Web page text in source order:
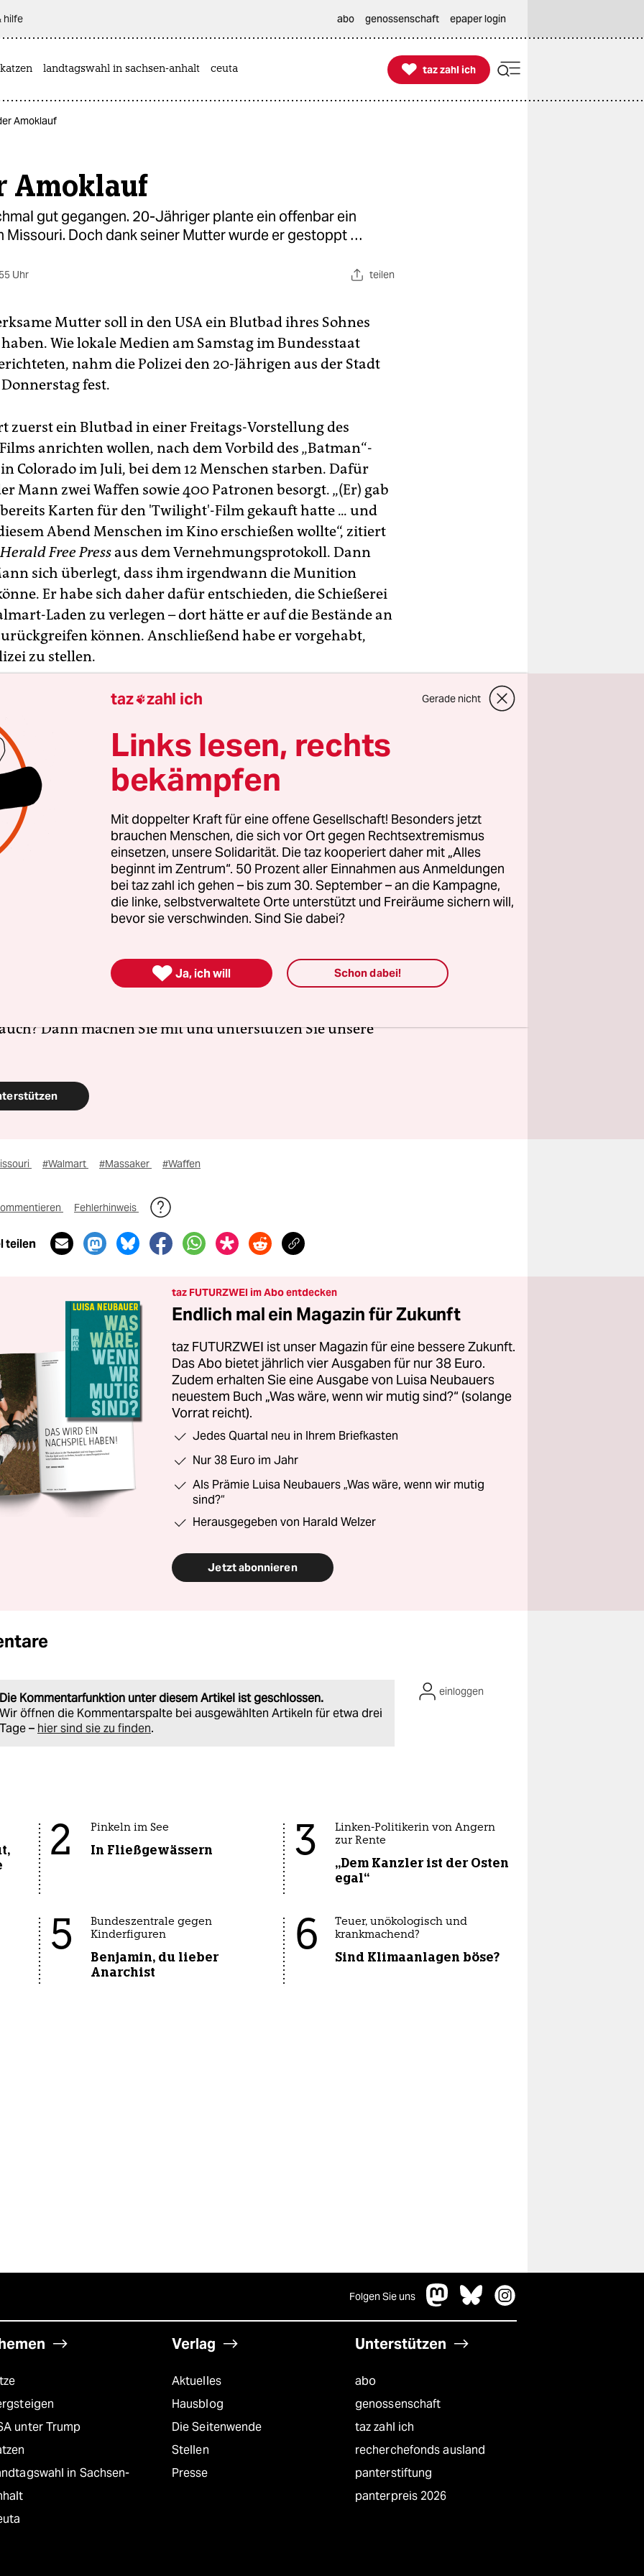
hilfe abo genossenschaft epaper login
katzen landtagswahl in sachsen-anhalt ceuta 
taz zahl ich
taz zahl ich
Amoklauf
Amoklauf
gut gegangen. 20-Jähriger plante ein offenbar ein
Missouri. Doch dank seiner Mutter wurde er gestoppt …
Uhr teilen
Mutter soll in den USA ein Blutbad ihres Sohnes
Wie lokale Medien am Samstag im Bundesstaat
nahm die Polizei den 20-Jährigen aus der Stadt
fest.
zuerst ein Blutbad in einer Freitags-Vorstellung des
anrichten wollen, nach dem Vorbild des „Batman“-
Colorado im Juli, bei dem 12 Menschen starben. Dafür
Mann zwei Waffen sowie 400 Patronen besorgt. „(Er) gab
bereits Karten für den 'Twilight'-Film gekauft hatte ... und
Abend Menschen im Kino erschießen wollte“, zitiert
Free Pressaus dem Vernehmungsprotokoll. Dann
sich überlegt, dass ihm irgendwann die Munition
Er habe sich daher dafür entschieden, die Schießerei
Laden zu verlegen – dort hätte er auf die Bestände an
können. Anschließend habe er vorgehabt,
zu stellen.
Mutter kam ihm zuvor: Sie hatte den Berichten zufolge vor
Tat die Behörden alarmiert, weil sie wegen der Waffen-
ihres Sohnes beunruhigt war. (
dpa)
stärken
Erfolg der AfD bei den kommenden Landtagswahlen
rechtsextreme Kräfte inzwischen geworden sind.
braucht es Zusammenhalt und Solidarität. Auch und vor
Menschen, die sich vor Ort für eine starke
einsetzen. Die taz kooperiert deshalb mit "Alles
Orte und baut einen solidarischen Fonds für deren
Erhalt auf. Eine offene Gesellschaft braucht guten, frei
Dann machen Sie mit und unterstützen Sie unsere
#Walmart #Massaker #Waffen
Fehlerhinweis
teilen
taz FUTURZWEI im Abo entdecken
Endlich mal ein Magazin für Zukunft
taz FUTURZWEI ist unser Magazin für eine bessere Zukunft.
Das Abo bietet jährlich vier Ausgaben für nur 38 Euro.
Zudem erhalten Sie eine Ausgabe von Luisa Neubauers
neuestem Buch „Was wäre, wenn wir mutig sind?“ (solange
Vorrat reicht).
Jedes Quartal neu in Ihrem Briefkasten
Nur 38 Euro im Jahr
Als Prämie Luisa Neubauers „Was wäre, wenn wir mutig
sind?“
Herausgegeben von Harald Welzer
Jetzt abonnieren
Die Kommentarfunktion unter diesem Artikel ist geschlossen.
Wir öffnen die Kommentarspalte bei ausgewählten Artikeln für etwa drei
Tage – hier sind sie zu finden.
einloggen
2 Pinkeln im See
In Fließgewässern 3
Linken-Politikerin von Angern
zur Rente
„Dem Kanzler ist der Osten
egal“
5
Bundeszentrale gegen
Kinderfiguren
Benjamin, du lieber
Anarchist
6
Teuer, unökologisch und
krankmachend?
Sind Klimaanlagen böse?
Folgen Sie uns
unter Trump
in Sachsen-
Verlag
Aktuelles
Hausblog
Die Seitenwende
Stellen
Presse
Unterstützen
abo
genossenschaft
taz zahl ich
recherchefonds ausland
panterstiftung
panterpreis 2026
taz zahl ich Gerade nicht
Links lesen, rechts
bekämpfen
Mit doppelter Kraft für eine offene Gesellschaft! Besonders jetzt
brauchen Menschen, die sich vor Ort gegen Rechtsextremismus
einsetzen, unsere Solidarität. Die taz kooperiert daher mit „Alles
beginnt im Zentrum“. 50 Prozent aller Einnahmen aus Anmeldungen
bei taz zahl ich gehen – bis zum 30. September – an die Kampagne,
die linke, selbstverwaltete Orte unterstützt und Freiräume sichern will,
bevor sie verschwinden. Sind Sie dabei?
 Ja, ich will Schon dabei!